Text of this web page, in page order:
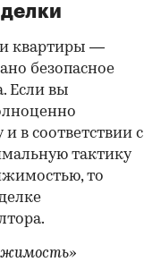
квартиры —
безопасное
Если вы
в соответствии с
тактику
то